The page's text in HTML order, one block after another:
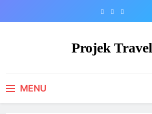
Projek Travel
MENU